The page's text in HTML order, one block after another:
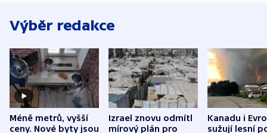
Výběr redakce
Méně metrů, vyšší
ceny. Nové byty jsou
Izrael znovu odmítl
mírový plán pro
Kanadu i
sužují lesní